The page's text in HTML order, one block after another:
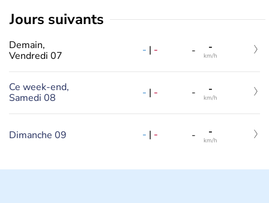
jours suivants
Demain,
Vendredi 07
- | - - -
km/h
Ce week-end,
Samedi 08
- | - - -
km/h
Dimanche 09 - | - - -
km/h